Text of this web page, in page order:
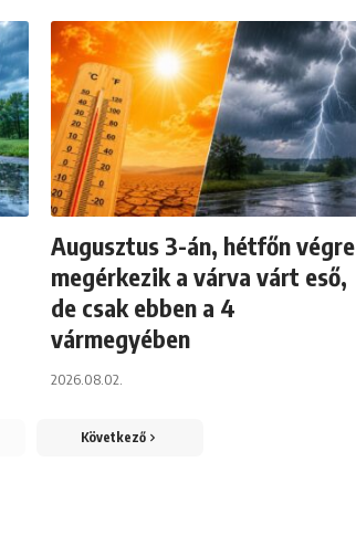
Augusztus 3-án, hétfőn végre
megérkezik a várva várt eső,
de csak ebben a 4
vármegyében
2026.08.02.
Következő